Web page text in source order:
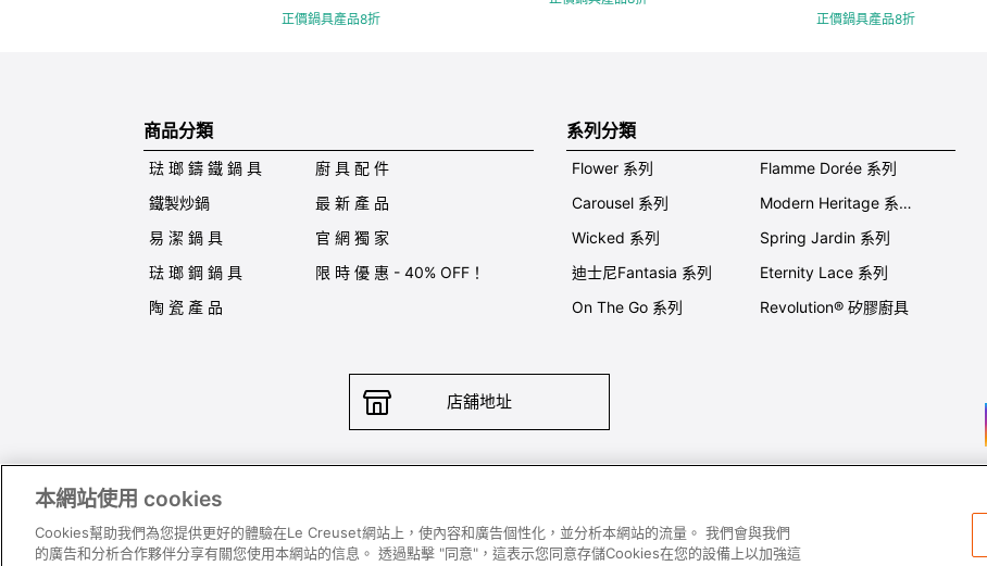
正價鍋具產品8折 正價鍋具產品8折
商品分類
琺 瑯 鑄 鐵 鍋 具
鐵製炒鍋
易 潔 鍋 具
琺 瑯 鋼 鍋 具
陶 瓷 產 品
廚 具 配 件
最 新 產 品
官 網 獨 家
限 時 優 惠 - 40% OFF！
系列分類
Flower 系列
Carousel 系列
Wicked 系列
迪士尼Fantasia 系列
On The Go 系列
Flamme Dorée 系列
Modern Heritage 系列
Spring Jardin 系列
Eternity Lace 系列
Revolution® 矽膠廚具
店舖地址
All images and contents are © Le Creuset Hong Kong. All rights reserved.
本網站使用 cookies
Cookies幫助我們為您提供更好的體驗在Le Creuset網站上，使內容和廣告個性化，並分析本網站的流量。 我們會與我們
的廣告和分析合作夥伴分享有關您使用本網站的信息。 透過點擊 "同意"，這表示您同意存儲Cookies在您的設備上以加強這